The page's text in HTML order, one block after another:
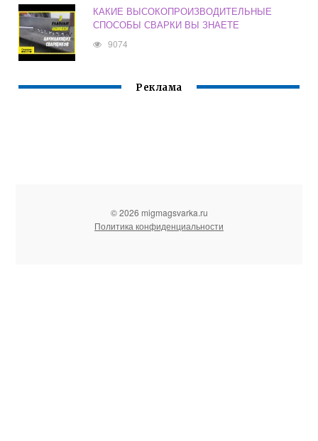
КАКИЕ ВЫСОКОПРОИЗВОДИТЕЛЬНЫЕ
СПОСОБЫ СВАРКИ ВЫ ЗНАЕТЕ
9074
Реклама
© 2026 migmagsvarka.ru
Политика конфиденциальности